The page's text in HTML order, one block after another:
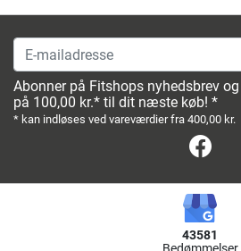
E-mailadresse
Abonner på Fitshops nyhedsbrev
på 100,00 kr.* til dit næste køb! *
* kan indløses ved vareværdier fra 400,00 kr.
43581